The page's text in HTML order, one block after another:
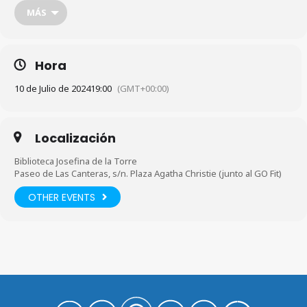
Lesbia vivieron un amor tan turbio como la misma vida de los
descendientes de Rómulo.
Clásicos) e integrante del dúo humorístico Piedra Pómez.
Público adulto.
MÁS
Hora
10 de Julio de 202419:00 (GMT+00:00)
Localización
Biblioteca Josefina de la Torre
Paseo de Las Canteras, s/n. Plaza Agatha Christie (junto al GO Fit)
OTHER EVENTS